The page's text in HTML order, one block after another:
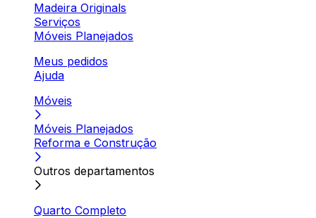
Madeira Originals
Serviços
Móveis Planejados
Meus pedidos
Ajuda
Móveis
Móveis Planejados
Reforma e Construção
Outros departamentos
Quarto Completo